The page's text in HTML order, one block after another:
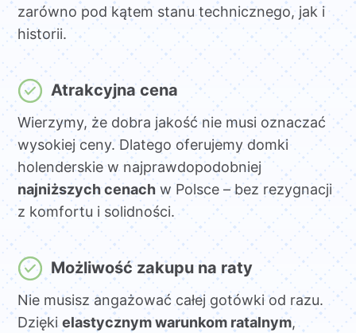
zarówno pod kątem stanu technicznego, jak i
historii.
Atrakcyjna cena
Wierzymy, że dobra jakość nie musi oznaczać
wysokiej ceny. Dlatego oferujemy domki
holenderskie w najprawdopodobniej
najniższych cenachw Polsce – bez rezygnacji
z komfortu i solidności.
Możliwość zakupu na raty
Nie musisz angażować całej gotówki od razu.
Dziękielastycznym warunkom ratalnym,